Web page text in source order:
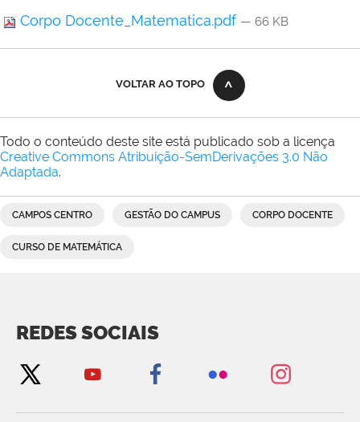
Corpo Docente_Matematica.pdf — 66 KB
VOLTAR AO TOPO
Todo o conteúdo deste site está publicado sob a licença
Creative Commons Atribuição-SemDerivações 3.0 Não
Adaptada.
CAMPOS CENTRO GESTÃO DO CAMPUS CORPO DOCENTE
CURSO DE MATEMÁTICA
REDES SOCIAIS